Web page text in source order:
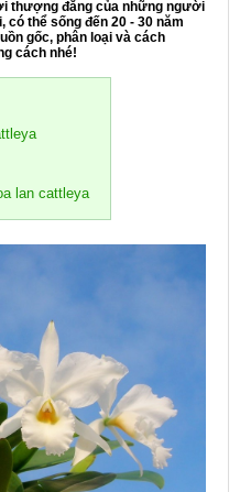
thượng đẳng của những người
thể sống đến 20 - 30 năm
gốc, phân loại và cách
cách nhé!
lan cattleya